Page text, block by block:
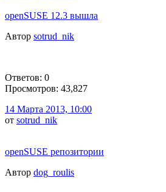
openSUSE 12.3 вышла
Автор sotrud_nik
Ответов: 0
Просмотров: 43,827
14 Марта 2013, 10:00
от sotrud_nik
openSUSE репозитории
Автор dog_roulis